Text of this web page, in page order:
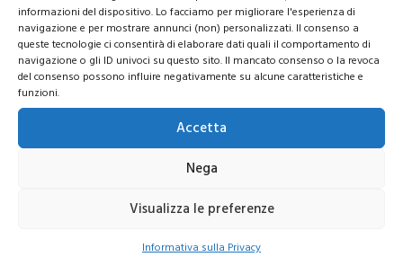
informazioni del dispositivo. Lo facciamo per migliorare l'esperienza di
navigazione e per mostrare annunci (non) personalizzati. Il consenso a
queste tecnologie ci consentirà di elaborare dati quali il comportamento di
navigazione o gli ID univoci su questo sito. Il mancato consenso o la revoca
del consenso possono influire negativamente su alcune caratteristiche e
funzioni.
Accetta
Nega
Visualizza le preferenze
Informativa sulla Privacy